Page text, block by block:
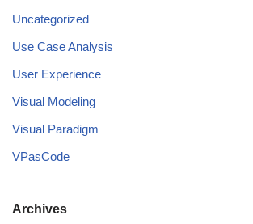
Uncategorized
Use Case Analysis
User Experience
Visual Modeling
Visual Paradigm
VPasCode
Archives